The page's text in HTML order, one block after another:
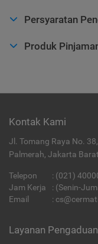
Persyaratan
Produk
Kontak Kami
Jl. Tomang Raya No.
Palmerah, Jakarta
Telepon : (021)
Jam Kerja
: (Senin-
Email
:
Layanan